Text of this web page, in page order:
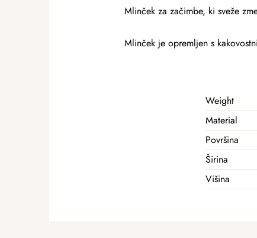
Mlinček za začimbe, ki sveže
Mlinček je opremljen s
Weight
Material
Površina
Širina
Višina